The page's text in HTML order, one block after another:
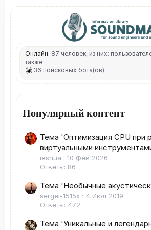
Онлайн: 87 человек, из них:
также
36 поисковых бота(ов)
Популярный контент
Тема 'Оптимизация CPU при
виртуальными
ieshua
10 Фев 2026
Ответы: 86
Тема 'Необычные
sergei-1515x
4 Июл 2019
Ответы: 472
Тема 'Уникальные и